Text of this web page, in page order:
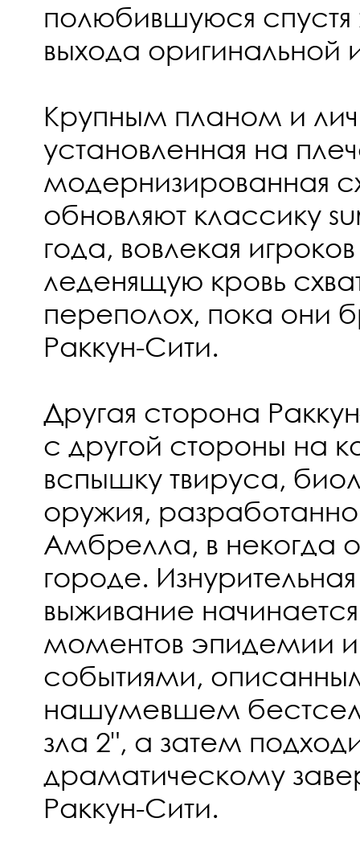
полюбившуюся спустя
выхода оригинальной
Крупным планом и
установленная на
модернизированная
обновляют классику
года, вовлекая
леденящую кровь
переполох, пока они
Раккун-Сити.
Другая сторона
с другой стороны на
вспышку твируса,
оружия,
Амбрелла, в некогда
городе.
выживание
моментов эпидемии и
событиями,
нашумевшем
зла 2", а затем
драматическому
Раккун-Сити.